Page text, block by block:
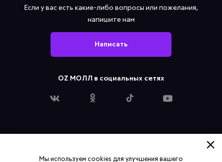
Если у вас есть какие-либо вопросы или пожелания,
напишите нам
Написать
OZ МОЛЛ в социальных сетях
Политика конфиденциальности
Мы используем cookies для улучшения вашего